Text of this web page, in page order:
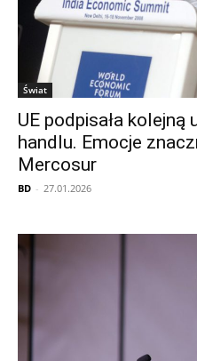
Świat
UE podpisała
handlu. Emocje
Mercosur
BD - 27.01.2026